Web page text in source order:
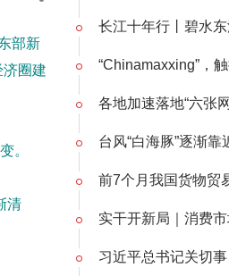
部新
圈建
。
清
长江十年行丨碧水
“Chinamaxxing”，
各地加速落地“六张
台风“白海豚”逐渐
前7个月我国货物贸
实干开新局｜消费
习近平总书记关切